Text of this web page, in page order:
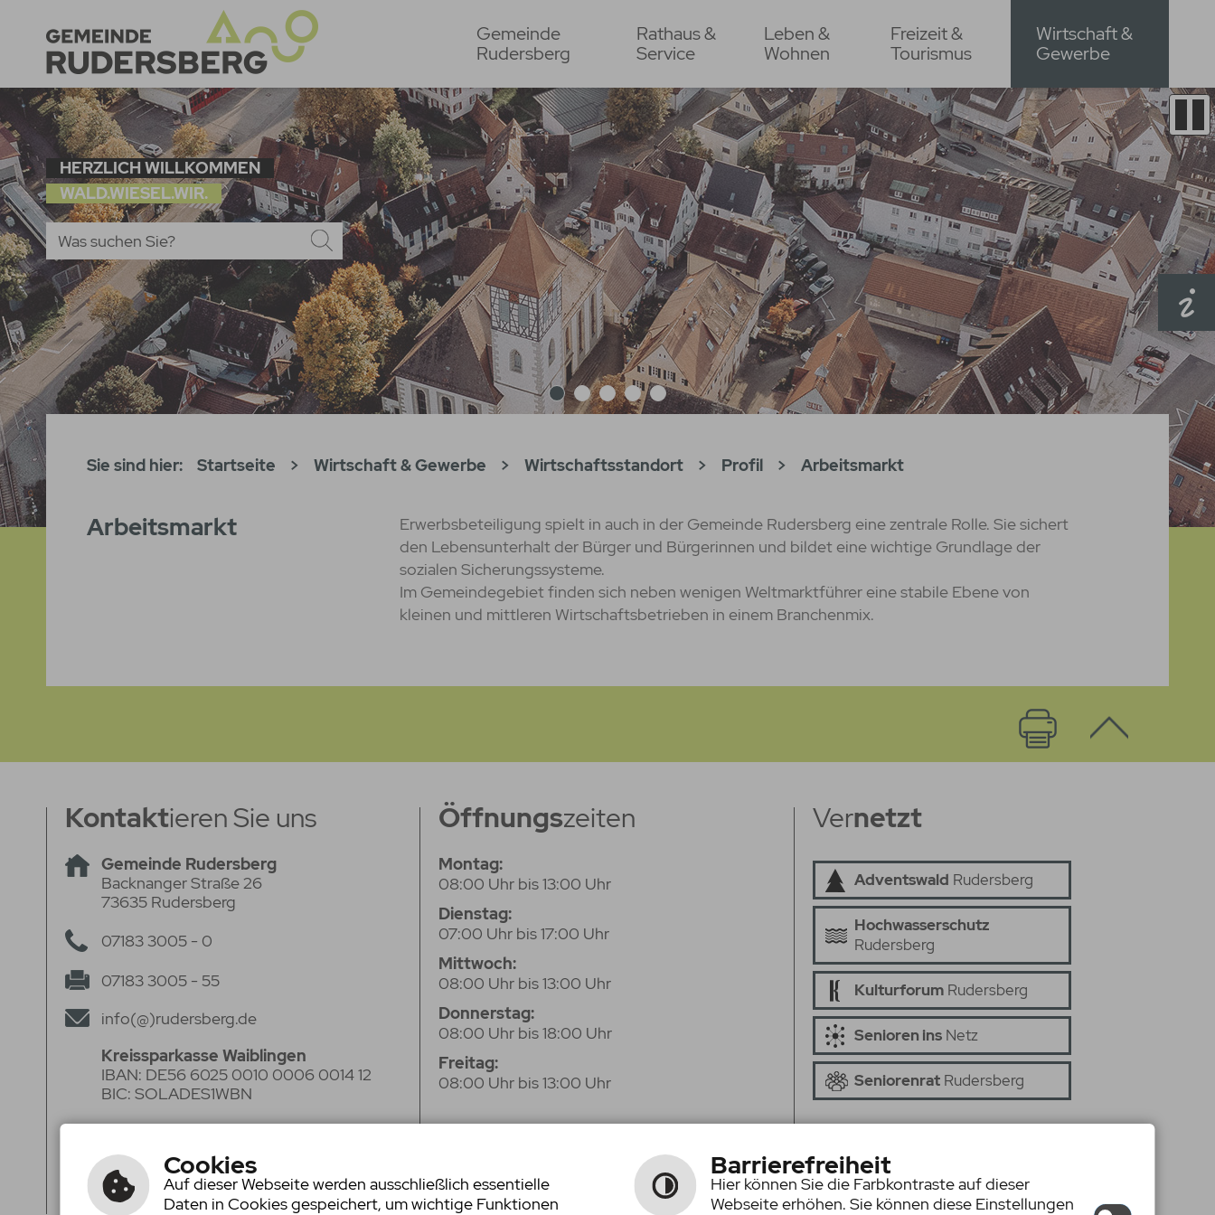
Gemeinde
Rudersberg
Rathaus &
Service
Leben &
Wohnen
Freizeit &
Tourismus
Wirtschaft &
Gewerbe
HERZLICH WILLKOMMEN
WALD.WIESEL.WIR.
1 2 3 4 5
Sie sind hier: Startseite > Wirtschaft & Gewerbe > Wirtschaftsstandort > Profil > Arbeitsmarkt
Arbeitsmarkt
Erwerbs­be­tei­li­gung spielt in auch in der Gemeinde Rudersberg eine zentrale Rolle. Sie sichert
den Lebens­unter­halt der Bürger und Bürgerinnen und bildet eine wichtige Grundlage der
sozialen Sicherungs­systeme.
Im Gemeindegebiet finden sich neben wenigen Weltmarktführer eine stabile Ebene von
kleinen und mittleren Wirtschaftsbetrieben in einem Branchenmix.
Kontaktieren Sie uns
Gemeinde Rudersberg
Backnanger Straße 26
73635 Rudersberg
07183 3005 - 0
07183 3005 - 55
info(@)rudersberg.de
Kreissparkasse Waiblingen
IBAN: DE56 6025 0010 0006 0014 12
BIC: SOLADES1WBN
Volksbank Stuttgart eG
IBAN: DE50 6009 0100 0062 2920 05
BIC: VOBADESS
Öffnungszeiten
Montag:
08:00 Uhr bis 13:00 Uhr
Dienstag:
07:00 Uhr bis 17:00 Uhr
Mittwoch:
08:00 Uhr bis 13:00 Uhr
Donnerstag:
08:00 Uhr bis 18:00 Uhr
Freitag:
08:00 Uhr bis 13:00 Uhr
Vernetzt
Adventswald Rudersberg
Hochwasserschutz
Rudersberg
Kulturforum Rudersberg
Senioren ins Netz
Seniorenrat Rudersberg
Cookies
Auf dieser Webseite werden ausschließlich essentielle
Daten in Cookies gespeichert, um wichtige Funktionen
Barrierefreiheit
Hier können Sie die Farbkontraste auf dieser
Webseite erhöhen. Sie können diese Einstellungen